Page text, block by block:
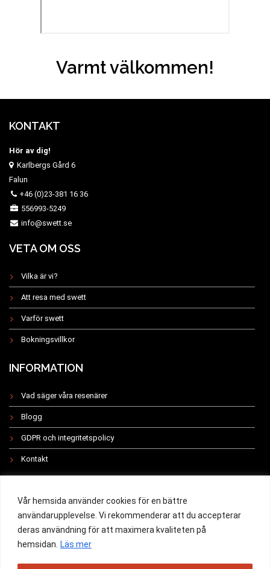
Vår hemsida använder cookies för en bättre
användarupplevelse. Vi rekommenderar att du accepterar
deras användning för att maximera kvaliteten på
hemsidan. Läs mer
Varmt välkommen!
KONTAKT
Hör av dig!
Karlbergs Gård 6
Falun
+46 (0)23-381 16 36
556993-5249
info@swett.se
VETA OM OSS
Vilka är vi?
Att resa med swett
Varför swett
Bokningsvillkor
INFORMATION
Vad säger våra resenärer
Blogg
GDPR och integritetspolicy
Kontakt